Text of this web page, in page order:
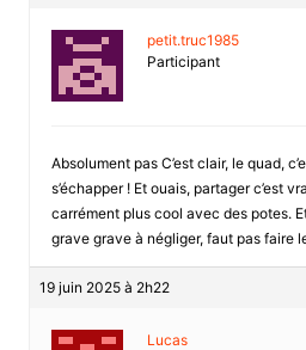
petit.truc1985
Participant
Absolument pas C’est clair, le quad,
s’échapper ! Et ouais, partager c’est
carrément plus cool avec des potes.
grave grave à négliger, faut pas faire
19 juin 2025 à 2h22
Lucas